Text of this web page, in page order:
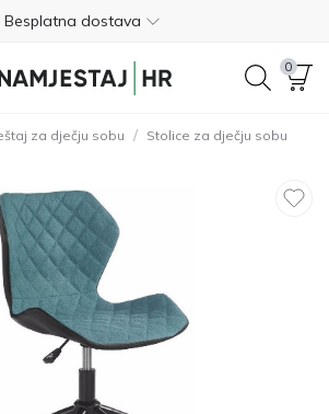
Besplatna dostava
plaćanje unaprijed
01 8000 383
Besplatna dostava
plaćanje unaprijed
povrat unutar 365 dana
01 8000 383
0
za dječju sobu / Stolice za dječju sobu